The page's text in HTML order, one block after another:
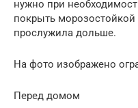
нужно при
покрыть
прослужила дольше.
На фото изображено
Перед домом